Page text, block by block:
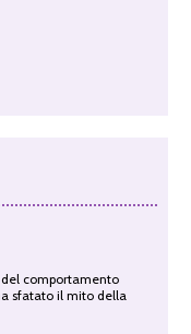
comportamento
sfatato il mito della